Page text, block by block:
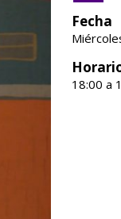
Fecha
18:00 a